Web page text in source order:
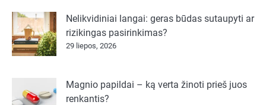
Nelikvidiniai langai: geras būdas sutaupyti ar
rizikingas pasirinkimas?
29 liepos, 2026
Magnio papildai – ką verta žinoti prieš juos
renkantis?